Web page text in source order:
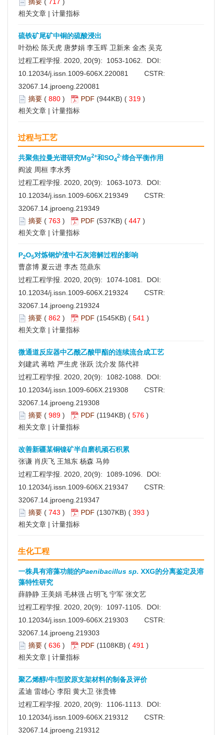
相关文章 | 计量指标
硫铁矿尾矿中铜的硫酸浸出
叶劲松 陈天虎 唐梦娟 李玉晖 卫新来 金杰 吴克
过程工程学报. 2020, 20(9): 1053-1062. DOI:
10.12034/j.issn.1009-606X.220081
CSTR:
32067.14.jproeng.220081
摘要 ( 880 ) PDF (944KB) ( 319 )
相关文章 | 计量指标
过程与工艺
共聚焦拉曼光谱研究Mg2+和SO4
2-缔合平衡作用
阎波 周桓 李水秀
过程工程学报. 2020, 20(9): 1063-1073. DOI:
10.12034/j.issn.1009-606X.219349
CSTR:
32067.14.jproeng.219349
摘要 ( 763 ) PDF (537KB) ( 447 )
相关文章 | 计量指标
P2O5对炼钢炉渣中石灰溶解过程的影响
曹彦博 夏云进 李杰 范鼎东
过程工程学报. 2020, 20(9): 1074-1081. DOI:
10.12034/j.issn.1009-606X.219324
CSTR:
32067.14.jproeng.219324
摘要 ( 862 ) PDF (1545KB) ( 541 )
相关文章 | 计量指标
微通道反应器中乙酰乙酸甲酯的连续流合成工艺
刘建武 蒋晗 严生虎 张跃 沈介发 陈代祥
过程工程学报. 2020, 20(9): 1082-1088. DOI:
10.12034/j.issn.1009-606X.219308
CSTR:
32067.14.jproeng.219308
摘要 ( 989 ) PDF (1194KB) ( 576 )
相关文章 | 计量指标
改善新疆某铜镍矿半自磨机顽石积累
张谦 肖庆飞 王旭东 杨森 马帅
过程工程学报. 2020, 20(9): 1089-1096. DOI:
10.12034/j.issn.1009-606X.219347
CSTR:
32067.14.jproeng.219347
摘要 ( 743 ) PDF (1307KB) ( 393 )
相关文章 | 计量指标
生化工程
一株具有溶藻功能的Paenibacillus sp. XXG的分离鉴定及溶
藻特性研究
薛静静 王美娟 毛林强 占明飞 宁军 张文艺
过程工程学报. 2020, 20(9): 1097-1105. DOI:
10.12034/j.issn.1009-606X.219303
CSTR:
32067.14.jproeng.219303
摘要 ( 636 ) PDF (1108KB) ( 491 )
相关文章 | 计量指标
聚乙烯醇/牛I型胶原支架材料的制备及评价
孟迪 雷雄心 李阳 黄大卫 张贵锋
过程工程学报. 2020, 20(9): 1106-1113. DOI:
10.12034/j.issn.1009-606X.219312
CSTR:
32067.14.jproeng.219312